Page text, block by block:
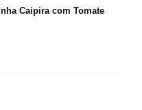
Caipira com Tomate